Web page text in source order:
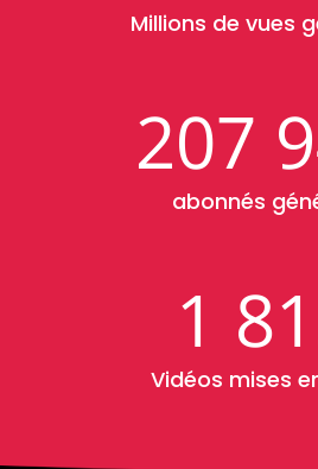
Millions de vues
207
abonnés
1
Vidéos mises